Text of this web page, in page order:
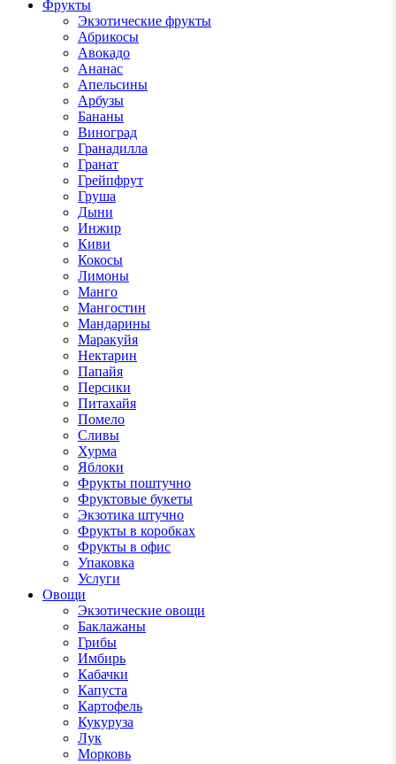
Фрукты
Экзотические фрукты
Абрикосы
Авокадо
Ананас
Апельсины
Арбузы
Бананы
Виноград
Гранадилла
Гранат
Грейпфрут
Груша
Дыни
Инжир
Киви
Кокосы
Лимоны
Манго
Мангостин
Мандарины
Маракуйя
Нектарин
Папайя
Персики
Питахайя
Помело
Сливы
Хурма
Яблоки
Фрукты поштучно
Фруктовые букеты
Экзотика штучно
Фрукты в коробках
Фрукты в офис
Упаковка
Услуги
Овощи
Экзотические овощи
Баклажаны
Грибы
Имбирь
Кабачки
Капуста
Картофель
Кукуруза
Лук
Морковь